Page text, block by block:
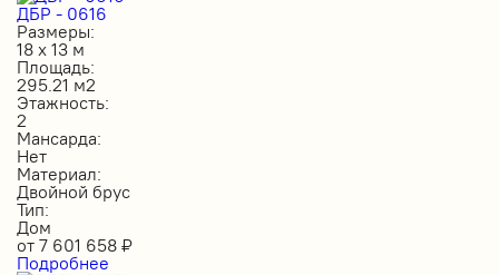
ДБР - 0616
Размеры:
18 х 13 м
Площадь:
295.21 м2
Этажность:
2
Мансарда:
Нет
Материал:
Двойной брус
Тип:
Дом
от 7 601 658 ₽
Подробнее